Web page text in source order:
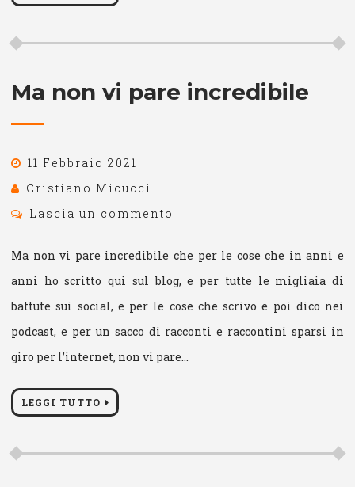
Ma non vi pare incredibile
11 Febbraio 2021
Cristiano Micucci
Lascia un commento
Ma non vi pare incredibile che per le cose che in anni e
anni ho scritto qui sul blog, e per tutte le migliaia di
battute sui social, e per le cose che scrivo e poi dico nei
podcast, e per un sacco di racconti e raccontini sparsi in
giro per l’internet, non vi pare…
LEGGI TUTTO